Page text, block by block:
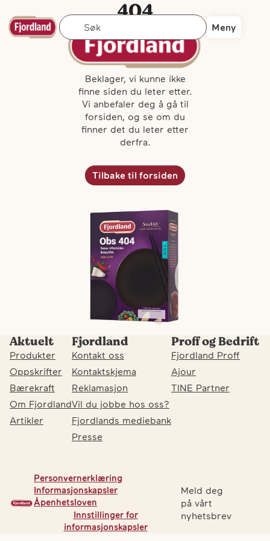
Søk
Meny
404
Siden finnes
ikke ...
Beklager, vi kunne ikke
finne siden du leter etter.
Vi anbefaler deg å gå til
forsiden, og se om du
finner det du leter etter
derfra.
Tilbake til forsiden
Aktuelt
Produkter
Oppskrifter
Bærekraft
Om Fjordland
Artikler
Fjordland
Kontakt oss
Kontaktskjema
Reklamasjon
Vil du jobbe hos oss?
Fjordlands mediebank
Presse
Proff og Bedrift
Fjordland Proff
Ajour
TINE Partner
Personvernerklæring
Informasjonskapsler
Åpenhetsloven
Innstillinger for
informasjonskapsler
Meld deg
på vårt
nyhetsbrev